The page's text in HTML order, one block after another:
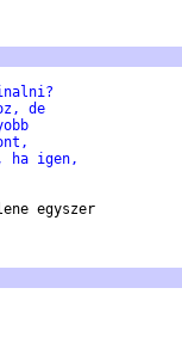
de
ha igen,
egyszer